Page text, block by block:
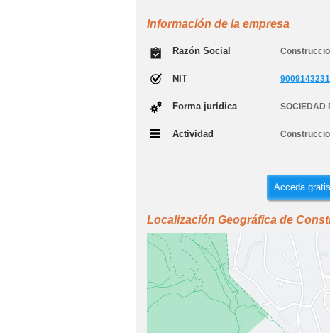
Información de la empresa
Razón Social
NIT 9009143231
Forma jurídica SOCIEDAD
Actividad
Acceda
Localización Geográfica de